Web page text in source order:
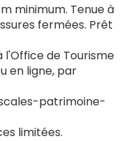
minimum. Tenue à
fermées. Prêt
de Tourisme
en ligne, par
patrimoine-
limitées.